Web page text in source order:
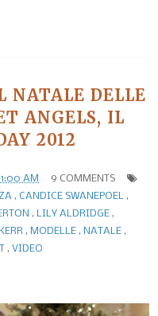
NATALE DELLE
ANGELS, IL
2012
AM
9 COMMENTS
, CANDICE SWANEPOEL
,
, LILY ALDRIDGE,
, MODELLE, NATALE,
, VIDEO